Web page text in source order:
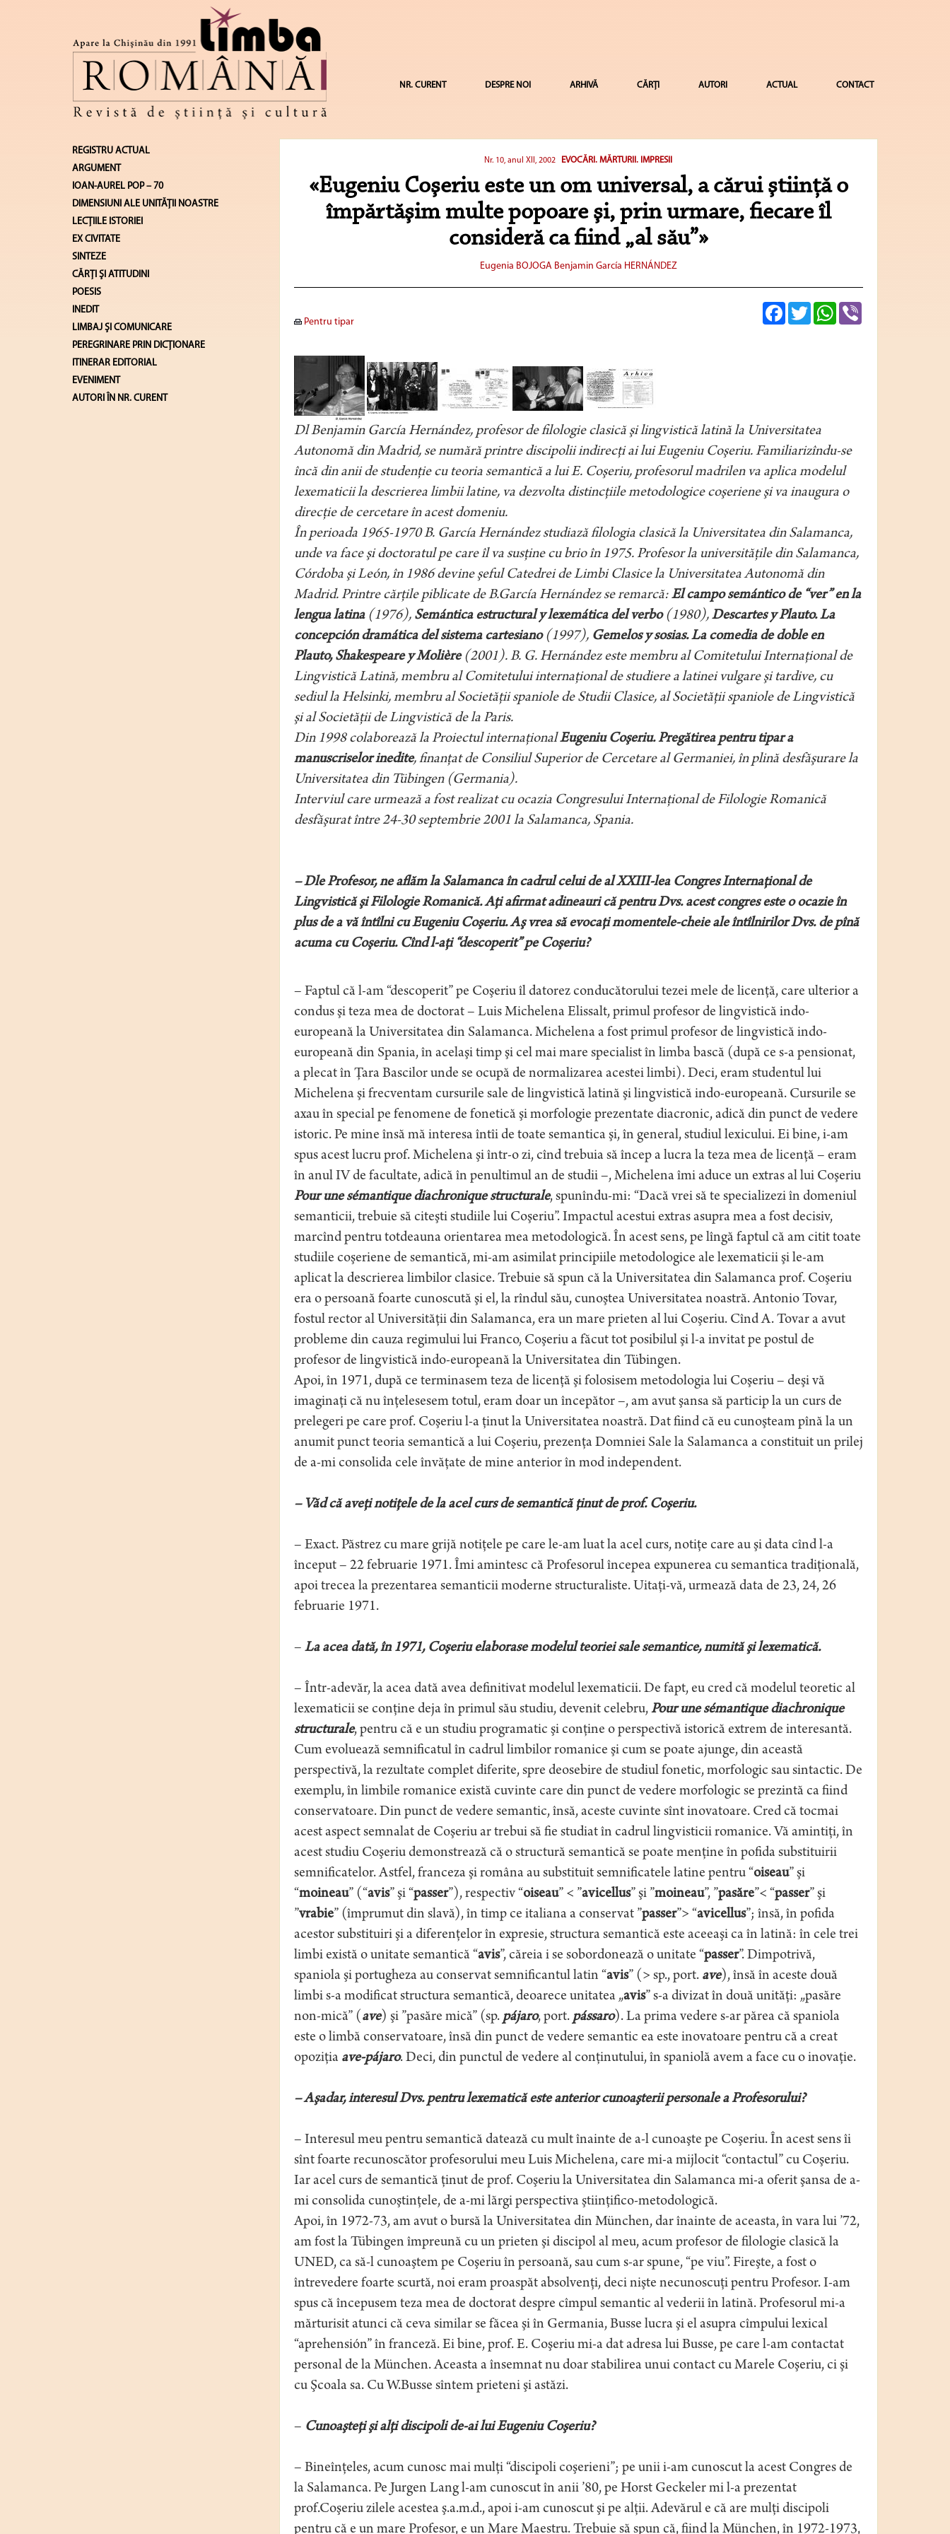
NR. CURENT DESPRE NOI ARHIVĂ CĂRȚI AUTORI ACTUAL CONTACT
REGISTRU ACTUAL
ARGUMENT
IOAN-AUREL POP – 70
DIMENSIUNI ALE UNITĂŢII NOASTRE
LECŢIILE ISTORIEI
EX CIVITATE
SINTEZE
CĂRŢI ŞI ATITUDINI
POESIS
INEDIT
LIMBAJ ŞI COMUNICARE
PEREGRINARE PRIN DICȚIONARE
ITINERAR EDITORIAL
EVENIMENT
AUTORI ÎN NR. CURENT
Nr. 10, anul XII, 2002 EVOCĂRI. MĂRTURII. IMPRESII
«Eugeniu Coşeriu este un om universal, a cărui ştiinţă o
împărtăşim multe popoare şi, prin urmare, fiecare îl
consideră ca fiind „al său”»
Eugenia BOJOGA Benjamin García HERNÁNDEZ
Pentru tipar
FacebookTwitterWhatsApp
Dl Benjamin García Hernández, profesor de filologie clasică şi lingvistică latină la Universitatea
Autonomă din Madrid, se numără printre discipolii indirecţi ai lui Eugeniu Coşeriu. Familiarizîndu-se
încă din anii de studenţie cu teoria semantică a lui E. Coşeriu, profesorul madrilen va aplica modelul
lexematicii la descrierea limbii latine, va dezvolta distincţiile metodologice coşeriene şi va inaugura o
direcţie de cercetare în acest domeniu.
În perioada 1965-1970 B. García Hernández studiază filologia clasică la Universitatea din Salamanca,
unde va face şi doctoratul pe care îl va susţine cu brio în 1975. Profesor la universităţile din Salamanca,
Córdoba şi León, în 1986 devine şeful Catedrei de Limbi Clasice la Universitatea Autonomă din
Madrid. Printre cărţile piblicate de B.García Hernández se remarcă:El campo semántico de “ver” en la
lengua latina (1976), Semántica estructural y lexemática del verbo(1980),Descartes y Plauto. La
concepción dramática del sistema cartesiano(1997), Gemelos y sosias. La comedia de doble en
Plauto, Shakespeare y Molière(2001). B. G. Hernández este membru al Comitetului Internaţional de
Lingvistică Latină, membru al Comitetului internaţional de studiere a latinei vulgare şi tardive, cu
sediul la Helsinki, membru al Societăţii spaniole de Studii Clasice, al Societăţii spaniole de Lingvistică
şi al Societăţii de Lingvistică de la Paris.
Din 1998 colaborează la Proiectul internaţionalEugeniu Coşeriu. Pregătirea pentru tipar a
manuscriselor inedite, finanţat de Consiliul Superior de Cercetare al Germaniei, în plină desfăşurare la
Universitatea din Tübingen (Germania).
Interviul care urmează a fost realizat cu ocazia Congresului Internaţional de Filologie Romanică
desfăşurat între 24-30 septembrie 2001 la Salamanca, Spania.
– Dle Profesor, ne aflăm la Salamanca în cadrul celui de al XXIII-lea Congres Internaţional de
Lingvistică şi Filologie Romanică. Aţi afirmat adineauri că pentru Dvs. acest congres este o ocazie în
plus de a vă întîlni cu Eugeniu Coşeriu. Aş vrea să evocaţi momentele-cheie ale întîlnirilor Dvs. de pînă
acuma cu Coşeriu. Cînd l-aţi “descoperit” pe Coşeriu?
– Faptul că l-am “descoperit” pe Coşeriu îl datorez conducătorului tezei mele de licenţă, care ulterior a
condus şi teza mea de doctorat – Luis Michelena Elissalt, primul profesor de lingvistică indo-
europeană la Universitatea din Salamanca. Michelena a fost primul profesor de lingvistică indo-
europeană din Spania, în acelaşi timp şi cel mai mare specialist în limba bască (după ce s-a pensionat,
a plecat în Ţara Bascilor unde se ocupă de normalizarea acestei limbi). Deci, eram studentul lui
Michelena şi frecventam cursurile sale de lingvistică latină şi lingvistică indo-europeană. Cursurile se
axau în special pe fenomene de fonetică şi morfologie prezentate diacronic, adică din punct de vedere
istoric. Pe mine însă mă interesa întîi de toate semantica şi, în general, studiul lexicului. Ei bine, i-am
spus acest lucru prof. Michelena şi într-o zi, cînd trebuia să încep a lucra la teza mea de licenţă – eram
în anul IV de facultate, adică în penultimul an de studii –, Michelena îmi aduce un extras al lui Coşeriu
Pour une sémantique diachronique structurale, spunîndu-mi: “Dacă vrei să te specializezi în domeniul
semanticii, trebuie să citeşti studiile lui Coşeriu”. Impactul acestui extras asupra mea a fost decisiv,
marcînd pentru totdeauna orientarea mea metodologică. În acest sens, pe lîngă faptul că am citit toate
studiile coşeriene de semantică, mi-am asimilat principiile metodologice ale lexematicii şi le-am
aplicat la descrierea limbilor clasice. Trebuie să spun că la Universitatea din Salamanca prof. Coşeriu
era o persoană foarte cunoscută şi el, la rîndul său, cunoştea Universitatea noastră. Antonio Tovar,
fostul rector al Universităţii din Salamanca, era un mare prieten al lui Coşeriu. Cînd A. Tovar a avut
probleme din cauza regimului lui Franco, Coşeriu a făcut tot posibilul şi l-a invitat pe postul de
profesor de lingvistică indo-europeană la Universitatea din Tübingen.
Apoi, în 1971, după ce terminasem teza de licenţă şi folosisem metodologia lui Coşeriu – deşi vă
imaginaţi că nu înţelesesem totul, eram doar un începător –, am avut şansa să particip la un curs de
prelegeri pe care prof. Coşeriu l-a ţinut la Universitatea noastră. Dat fiind că eu cunoşteam pînă la un
anumit punct teoria semantică a lui Coşeriu, prezenţa Domniei Sale la Salamanca a constituit un prilej
de a-mi consolida cele învăţate de mine anterior în mod independent.
– Văd că aveţi notiţele de la acel curs de semantică ţinut de prof. Coşeriu.
– Exact. Păstrez cu mare grijă notiţele pe care le-am luat la acel curs, notiţe care au şi data cînd l-a
început – 22 februarie 1971. Îmi amintesc că Profesorul începea expunerea cu semantica tradiţională,
apoi trecea la prezentarea semanticii moderne structuraliste. Uitaţi-vă, urmează data de 23, 24, 26
februarie 1971.
– La acea dată, în 1971, Coşeriu elaborase modelul teoriei sale semantice, numită şi lexematică.
– Într-adevăr, la acea dată avea definitivat modelul lexematicii. De fapt, eu cred că modelul teoretic al
lexematicii se conţine deja în primul său studiu, devenit celebru,Pour une sémantique diachronique
structurale, pentru că e un studiu programatic şi conţine o perspectivă istorică extrem de interesantă.
Cum evoluează semnificatul în cadrul limbilor romanice şi cum se poate ajunge, din această
perspectivă, la rezultate complet diferite, spre deosebire de studiul fonetic, morfologic sau sintactic. De
exemplu, în limbile romanice există cuvinte care din punct de vedere morfologic se prezintă ca fiind
conservatoare. Din punct de vedere semantic, însă, aceste cuvinte sînt inovatoare. Cred că tocmai
acest aspect semnalat de Coşeriu ar trebui să fie studiat în cadrul lingvisticii romanice. Vă amintiţi, în
acest studiu Coşeriu demonstrează că o structură semantică se poate menţine în pofida substituirii
semnificatelor. Astfel, franceza şi româna au substituit semnificatele latine pentru “oiseau” şi
“moineau” (“avis” şi “passer”), respectiv “oiseau” < ”avicellus” şi ”moineau”, ”pasăre”< “passer” şi
”vrabie” (împrumut din slavă), în timp ce italiana a conservat ”passer”> “avicellus”; însă, în pofida
acestor substituiri şi a diferenţelor în expresie, structura semantică este aceeaşi ca în latină: în cele trei
limbi există o unitate semantică “avis”, căreia i se sobordonează o unitate “passer”. Dimpotrivă,
spaniola şi portugheza au conservat semnificantul latin “avis” (> sp., port. ave), însă în aceste două
limbi s-a modificat structura semantică, deoarece unitatea „avis” s-a divizat în două unităţi: „pasăre
non-mică” (ave) şi ”pasăre mică” (sp. pájaro, port. pássaro). La prima vedere s-ar părea că spaniola
este o limbă conservatoare, însă din punct de vedere semantic ea este inovatoare pentru că a creat
opoziţia ave-pájaro. Deci, din punctul de vedere al conţinutului, în spaniolă avem a face cu o inovaţie.
– Aşadar, interesul Dvs. pentru lexematică este anterior cunoaşterii personale a Profesorului?
– Interesul meu pentru semantică datează cu mult înainte de a-l cunoaşte pe Coşeriu. În acest sens îi
sînt foarte recunoscător profesorului meu Luis Michelena, care mi-a mijlocit “contactul” cu Coşeriu.
Iar acel curs de semantică ţinut de prof. Coşeriu la Universitatea din Salamanca mi-a oferit şansa de a-
mi consolida cunoştinţele, de a-mi lărgi perspectiva ştiinţifico-metodologică.
Apoi, în 1972-73, am avut o bursă la Universitatea din München, dar înainte de aceasta, în vara lui ’72,
am fost la Tübingen împreună cu un prieten şi discipol al meu, acum profesor de filologie clasică la
UNED, ca să-l cunoaştem pe Coşeriu în persoană, sau cum s-ar spune, “pe viu”. Fireşte, a fost o
întrevedere foarte scurtă, noi eram proaspăt absolvenţi, deci nişte necunoscuţi pentru Profesor. I-am
spus că începusem teza mea de doctorat despre cîmpul semantic al vederii în latină. Profesorul mi-a
mărturisit atunci că ceva similar se făcea şi în Germania, Busse lucra şi el asupra cîmpului lexical
“aprehensión” în franceză. Ei bine, prof. E. Coşeriu mi-a dat adresa lui Busse, pe care l-am contactat
personal de la München. Aceasta a însemnat nu doar stabilirea unui contact cu Marele Coşeriu, ci şi
cu Şcoala sa. Cu W.Busse sîntem prieteni şi astăzi.
– Cunoaşteţi şi alţi discipoli de-ai lui Eugeniu Coşeriu?
– Bineînţeles, acum cunosc mai mulţi “discipoli coşerieni”; pe unii i-am cunoscut la acest Congres de
la Salamanca. Pe Jurgen Lang l-am cunoscut în anii ’80, pe Horst Geckeler mi l-a prezentat
prof.Coşeriu zilele acestea ş.a.m.d., apoi i-am cunoscut şi pe alţii. Adevărul e că are mulţi discipoli
pentru că e un mare Profesor, e un Mare Maestru. Trebuie să spun că, fiind la München, în 1972-1973,